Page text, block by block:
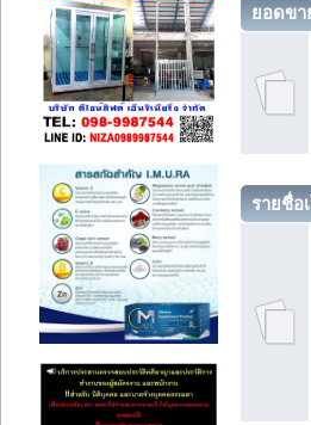
ยอดขา
รายชื่อ